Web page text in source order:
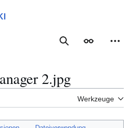
Suche
2.jpg
Werkzeuge